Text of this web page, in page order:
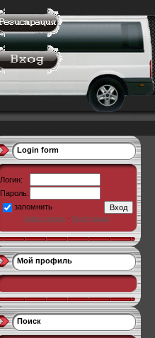
Login form
Логин:
Пароль:
запомнить
Забыл пароль · Регистрация
Мой профиль
Поиск